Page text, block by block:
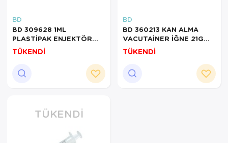
BD
BD 309628 1ML
PLASTİPAK ENJEKTÖR
LUER LOCK
TÜKENDİ
BD
BD 360213 KAN ALMA
VACUTAİNER İĞNE 21G
YEŞİL 100LÜ
TÜKENDİ
TÜKENDI